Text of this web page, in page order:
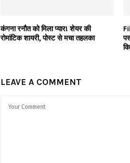
कंगना रनौत को मिला प्यार! शेयर की
रोमांटिक शायरी, पोस्ट से मचा तहलका
LEAVE A COMMENT